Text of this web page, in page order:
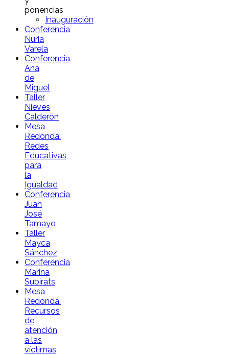
ponencias
Inauguración
Conferencia
Nuria
Varela
Conferencia
Ana
de
Miguel
Taller
Nieves
Calderón
Mesa
Redonda:
Redes
Educativas
para
la
Igualdad
Conferencia
Juan
José
Tamayo
Taller
Mayca
Sánchez
Conferencia
Marina
Subirats
Mesa
Redonda:
Recursos
de
atención
a las
víctimas